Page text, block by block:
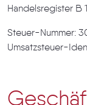
Handelsregister B
Steuer-Nummer:
Umsatzsteuer-